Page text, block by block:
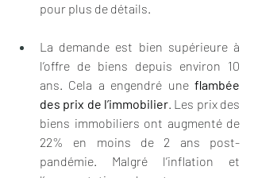
pour plus de détails.
La demande est bien supérieure à
l’offre de biens depuis environ 10
ans. Cela a engendré une flambée
des prix de l’immobilier. Les prix des
biens immobiliers ont augmenté de
22% en moins de 2 ans post-
pandémie. Malgré l’inflation et